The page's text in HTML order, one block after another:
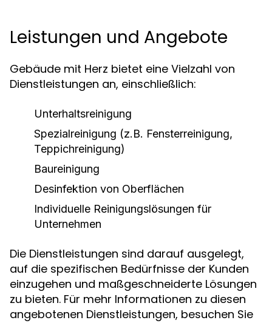
Leistungen und Angebote
Gebäude mit Herz bietet eine Vielzahl von
Dienstleistungen an, einschließlich:
Unterhaltsreinigung
Spezialreinigung (z.B. Fensterreinigung,
Teppichreinigung)
Baureinigung
Desinfektion von Oberflächen
Individuelle Reinigungslösungen für
Unternehmen
Die Dienstleistungen sind darauf ausgelegt,
auf die spezifischen Bedürfnisse der Kunden
einzugehen und maßgeschneiderte Lösungen
zu bieten. Für mehr Informationen zu diesen
angebotenen Dienstleistungen, besuchen Sie